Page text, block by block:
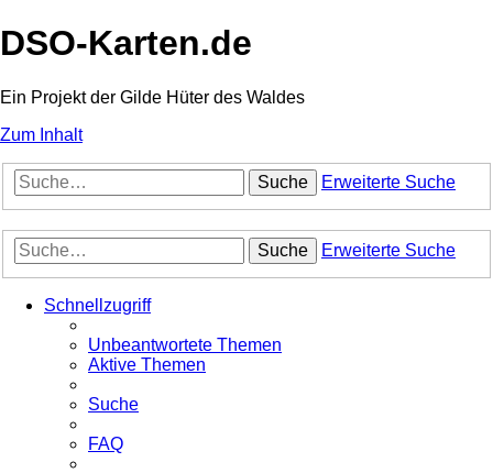
DSO-Karten.de
Ein Projekt der Gilde Hüter des Waldes
Zum Inhalt
Suche Erweiterte Suche
Suche Erweiterte Suche
Schnellzugriff
Unbeantwortete Themen
Aktive Themen
Suche
FAQ